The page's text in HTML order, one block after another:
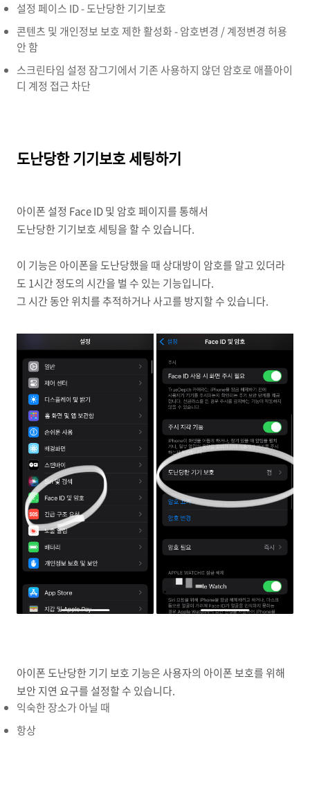
설정 페이스 ID - 도난당한 기기보호
콘텐츠 및 개인정보 보호 제한 활성화 - 암호변경 / 계정변경 허용
안 함
스크린타임 설정 잠그기에서 기존 사용하지 않던 암호로 애플아이
디 계정 접근 차단
도난당한 기기보호 세팅하기
아이폰 설정 Face ID 및 암호 페이지를 통해서
도난당한 기기보호 세팅을 할 수 있습니다.
이 기능은 아이폰을 도난당했을 때 상대방이 암호를 알고 있더라
도 1시간 정도의 시간을 벌 수 있는 기능입니다.
그 시간 동안 위치를 추적하거나 사고를 방지할 수 있습니다.
아이폰 도난당한 기기 보호 기능은 사용자의 아이폰 보호를 위해
보안 지연 요구를 설정할 수 있습니다.
익숙한 장소가 아닐 때
항상